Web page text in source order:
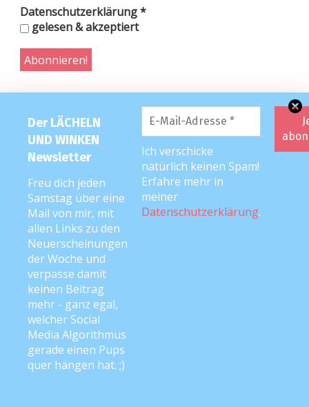
Der LÄCHELN
UND WINKEN
Newsletter
Freu dich jeden
Samstag über eine
Mail von mir, mit
allen Links zu den
Neuerscheinungen
der Woche und
verpasse damit
keinen Beitrag
mehr - ganz egal,
welcher Social
Media Algorithmus
gerade einen Pups
quer hängen hat. ;)
Ich verschicke
natürlich keinen Spam!
Erfahre mehr in
meiner
Datenschutzerklärung.
Datenschutzerklärung*
gelesen & akzeptiert
FOLGE MIR …
Facebookund Instagram! <3
PODCAST